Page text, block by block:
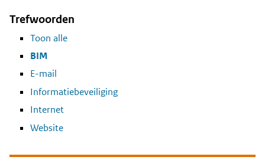
Trefwoorden
Toon alle
BIM
E-mail
Informatiebeveiliging
Internet
Website